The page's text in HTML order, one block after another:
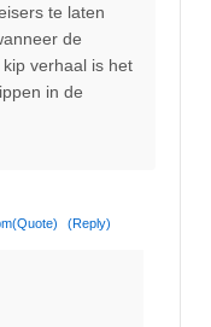
te laten
de
verhaal is het
in de
(Quote) (Reply)